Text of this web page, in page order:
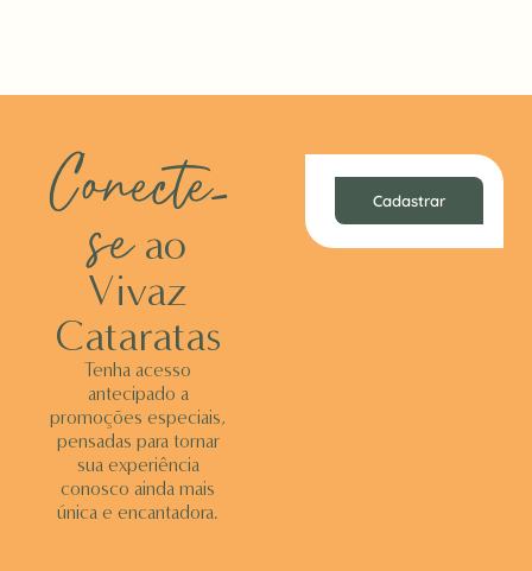
Conecte-
seao
Vivaz
Cataratas
Tenha acesso
antecipado a
promoções especiais,
pensadas para tornar
sua experiência
conosco ainda mais
única e encantadora.
Cadastrar